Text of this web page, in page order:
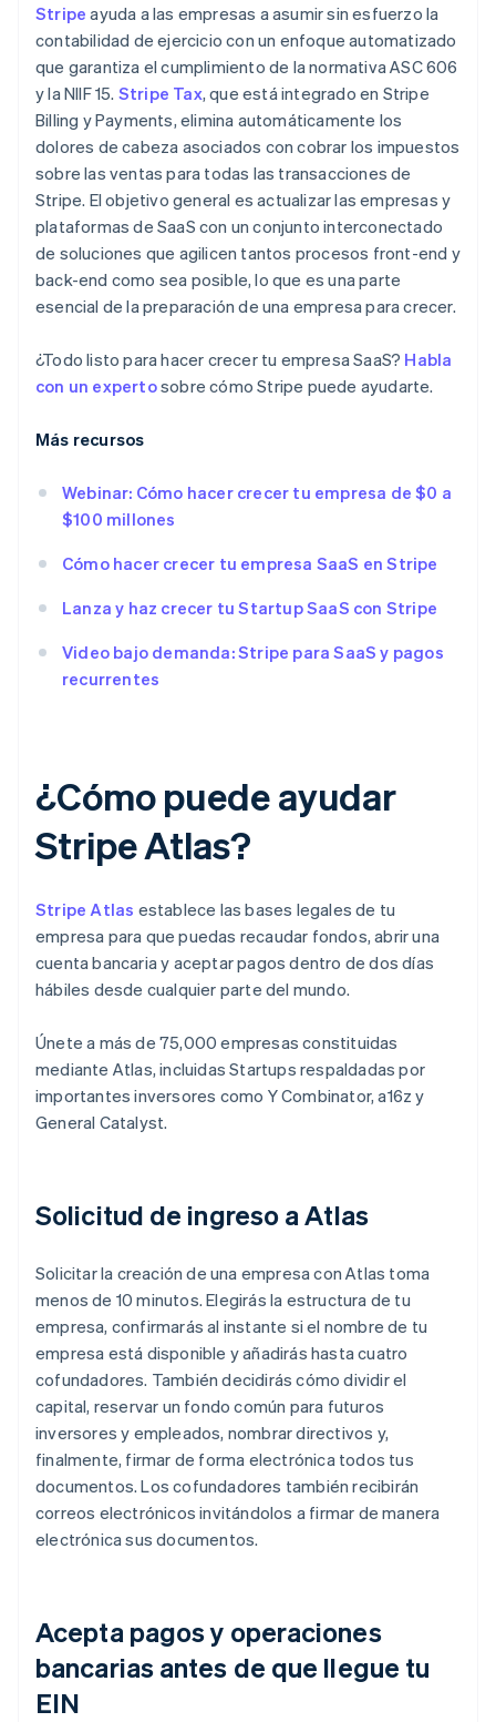
Stripe ayuda a las empresas a asumir sin esfuerzo la
contabilidad de ejercicio con un enfoque automatizado
que garantiza el cumplimiento de la normativa ASC 606
y la NIIF 15. Stripe Tax, que está integrado en Stripe
Billing y Payments, elimina automáticamente los
dolores de cabeza asociados con cobrar los impuestos
sobre las ventas para todas las transacciones de
Stripe. El objetivo general es actualizar las empresas y
plataformas de SaaS con un conjunto interconectado
de soluciones que agilicen tantos procesos front-end y
back-end como sea posible, lo que es una parte
esencial de la preparación de una empresa para crecer.
¿Todo listo para hacer crecer tu empresa SaaS? Habla
con un expertosobre cómo Stripe puede ayudarte.
Más recursos
Webinar: Cómo hacer crecer tu empresa de $0 a
$100 millones
Cómo hacer crecer tu empresa SaaS en Stripe
Lanza y haz crecer tu Startup SaaS con Stripe
Video bajo demanda: Stripe para SaaS y pagos
recurrentes
¿Cómo puede ayudar
Stripe Atlas?
Stripe Atlas establece las bases legales de tu
empresa para que puedas recaudar fondos, abrir una
cuenta bancaria y aceptar pagos dentro de dos días
hábiles desde cualquier parte del mundo.
Únete a más de 75,000 empresas constituidas
mediante Atlas, incluidas Startups respaldadas por
importantes inversores como Y Combinator, a16z y
General Catalyst.
Solicitud de ingreso a Atlas
Solicitar la creación de una empresa con Atlas toma
menos de 10 minutos. Elegirás la estructura de tu
empresa, confirmarás al instante si el nombre de tu
empresa está disponible y añadirás hasta cuatro
cofundadores. También decidirás cómo dividir el
capital, reservar un fondo común para futuros
inversores y empleados, nombrar directivos y,
finalmente, firmar de forma electrónica todos tus
documentos. Los cofundadores también recibirán
correos electrónicos invitándolos a firmar de manera
electrónica sus documentos.
Acepta pagos y operaciones
bancarias antes de que llegue tu
EIN